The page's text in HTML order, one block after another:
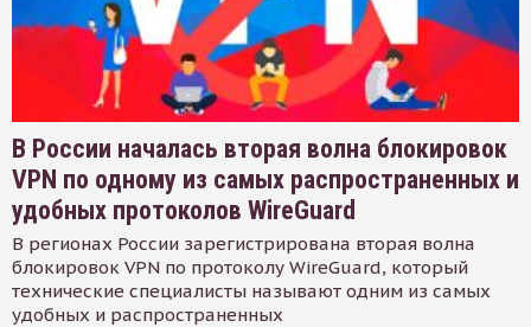
В России началась вторая волна блокировок
VPN по одному из самых распространенных и
удобных протоколов WireGuard
В регионах России зарегистрирована вторая волна
блокировок VPN по протоколу WireGuard, который
технические специалисты называют одним из самых
удобных и распространенных